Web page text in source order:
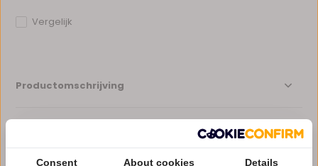
Vergelijk
Productomschrijving
Consent About cookies Details